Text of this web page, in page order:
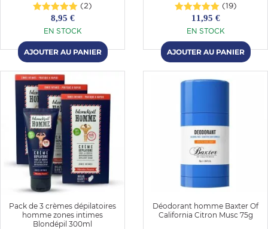
(2)
8,95 €
EN STOCK
(19)
11,95 €
EN STOCK
Pack de 3 crèmes dépilatoires
homme zones intimes
Blondépil 300ml
Déodorant homme Baxter Of
California Citron Musc 75g